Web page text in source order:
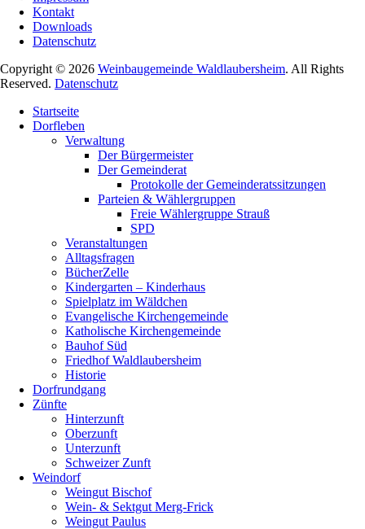
Kontakt
Downloads
Datenschutz
Copyright © 2026 Weinbaugemeinde Waldlaubersheim. All Rights
Reserved. Datenschutz
oben
scrollen
Startseite
Dorfleben
Verwaltung
Der Bürgermeister
Der Gemeinderat
Protokolle der Gemeinderatssitzungen
Parteien & Wählergruppen
Freie Wählergruppe Strauß
SPD
Veranstaltungen
Alltagsfragen
BücherZelle
Kindergarten – Kinderhaus
Spielplatz im Wäldchen
Evangelische Kirchengemeinde
Katholische Kirchengemeinde
Bauhof Süd
Friedhof Waldlaubersheim
Historie
Dorfrundgang
Zünfte
Hinterzunft
Oberzunft
Unterzunft
Schweizer Zunft
Weindorf
Weingut Bischof
Wein- & Sektgut Merg-Frick
Weingut Paulus